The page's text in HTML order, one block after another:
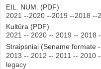
EIL. NUM. (PDF)
2021 --2020 --2019 --2018 --
Kultūra (PDF)
2021 -- 2020 -- 2019 -- 2018
Straipsniai (Sename formate
2013 -- 2012 -- 2011 -- 2010
legacy